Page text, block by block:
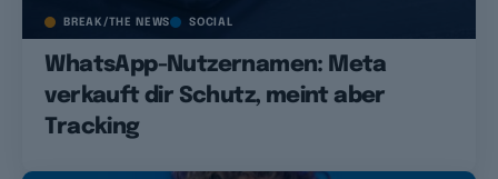
BREAK/THE NEWS SOCIAL
WhatsApp-Nutzernamen: Meta
verkauft dir Schutz, meint aber
Tracking